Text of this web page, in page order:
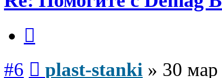
#6 plast-stanki » 30